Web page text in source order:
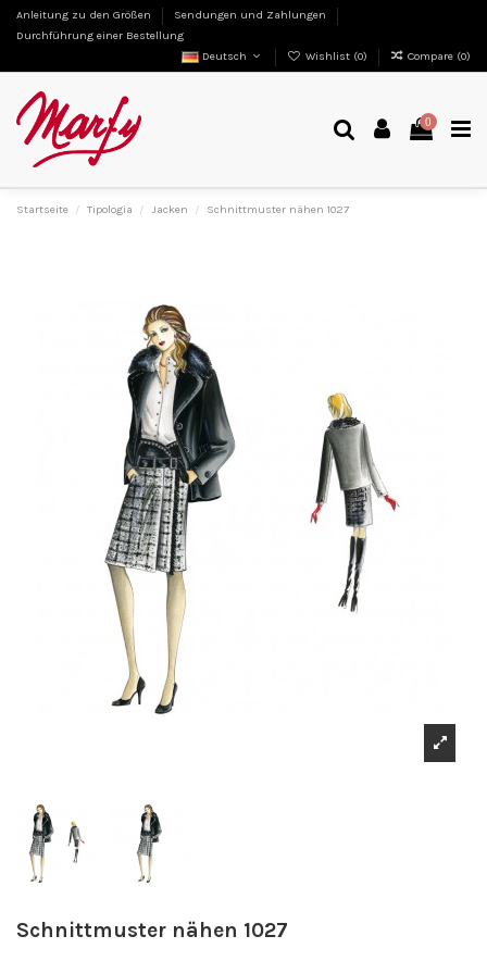
Anleitung zu den Größen
Sendungen und Zahlungen
Durchführung einer Bestellung
Deutsch
Wishlist (0) Compare (0)
0
Startseite Tipologia Jacken Schnittmuster nähen 1027
Schnittmuster nähen 1027